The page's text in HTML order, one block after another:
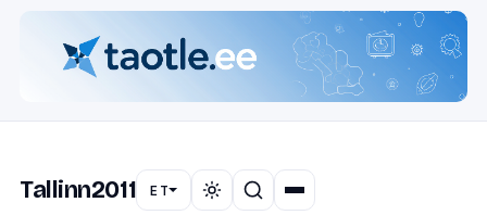
Tallinn2011 ET
Mis muutub Tallinnas 2026:
suured ehitused, transport